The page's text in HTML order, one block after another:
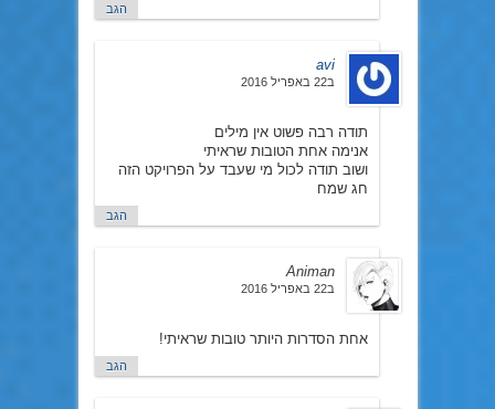
הגב
avi
ב22 באפריל 2016
תודה רבה פשוט אין מילים
אנימה אחת הטובות שראיתי
ושוב תודה לכול מי שעבד על הפרויקט הזה
חג שמח
הגב
Animan
ב22 באפריל 2016
אחת הסדרות היותר טובות שראיתי!
הגב